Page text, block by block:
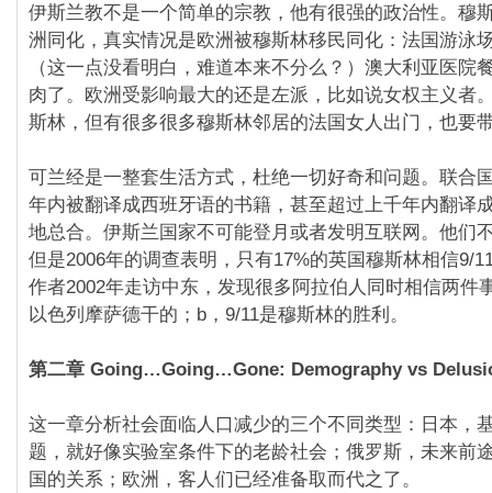
伊斯兰教不是一个简单的宗教，他有很强的政治性。穆
洲同化，真实情况是欧洲被穆斯林移民同化：法国游泳
（这一点没看明白，难道本来不分么？）澳大利亚医院
肉了。欧洲受影响最大的还是左派，比如说女权主义者
斯林，但有很多很多穆斯林邻居的法国女人出门，也要
可兰经是一整套生活方式，杜绝一切好奇和问题。联合
年内被翻译成西班牙语的书籍，甚至超过上千年内翻译
地总合。伊斯兰国家不可能登月或者发明互联网。他们
但是2006年的调查表明，只有17%的英国穆斯林相信9/
作者2002年走访中东，发现很多阿拉伯人同时相信两件
以色列摩萨德干的；b，9/11是穆斯林的胜利。
第二章 Going…Going…Gone: Demography vs
这一章分析社会面临人口减少的三个不同类型：日本，
题，就好像实验室条件下的老龄社会；俄罗斯，未来前
国的关系；欧洲，客人们已经准备取而代之了。